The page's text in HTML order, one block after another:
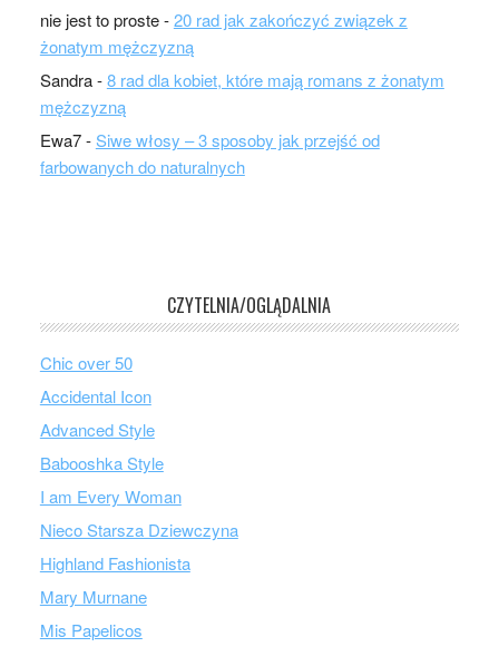
nie jest to proste-20 rad jak zakończyć związek z
żonatym mężczyzną
Sandra-8 rad dla kobiet, które mają romans z żonatym
mężczyzną
Ewa7-Siwe włosy – 3 sposoby jak przejść od
farbowanych do naturalnych
CZYTELNIA/OGLĄDALNIA
Chic over 50
Accidental Icon
Advanced Style
Babooshka Style
I am Every Woman
Nieco Starsza Dziewczyna
Highland Fashionista
Mary Murnane
Mis Papelicos